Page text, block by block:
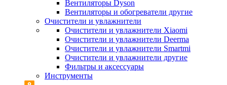
Вентиляторы Dyson
Вентиляторы и обогреватели другие
Очистители и увлажнители
Очистители и увлажнители Xiaomi
Очистители и увлажнители Deerma
Очистители и увлажнители Smartmi
Очистители и увлажнители другие
Фильтры и аксессуары
Инструменты